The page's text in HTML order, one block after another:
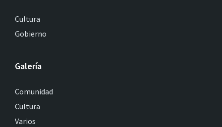
Cultura
Gobierno
Galería
Comunidad
Cultura
Varios